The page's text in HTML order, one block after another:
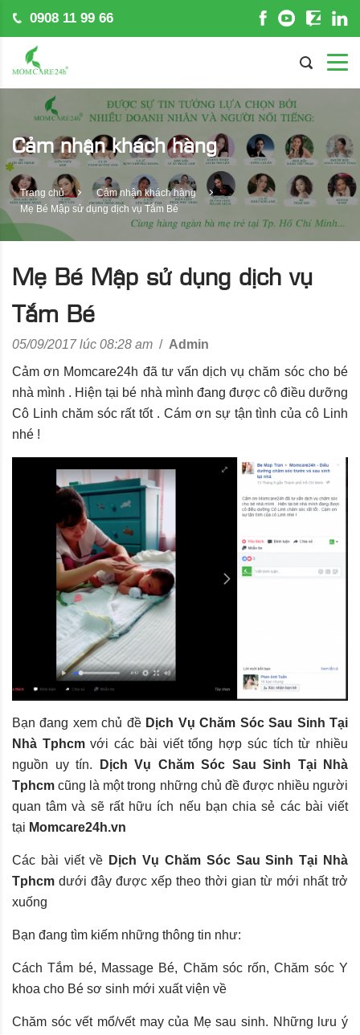
0908 11 99 66
Cảm nhận khách hàng
Trang chủ
Cảm nhận khách hàng
Mẹ Bé Mập sử dụng dịch vụ Tắm Bé
Mẹ Bé Mập sử dụng dịch vụ
Tắm Bé
05/09/2017 lúc 08:28 am / Admin
Cảm ơn Momcare24h đã tư vấn dịch vụ chăm sóc cho bé
nhà mình . Hiện tại bé nhà mình đang được cô điều dưỡng
Cô Linh chăm sóc rất tốt . Cám ơn sự tận tình của cô Linh
nhé !
Bạn đang xem chủ đề Dịch Vụ Chăm Sóc Sau Sinh Tại
Nhà Tphcmvới các bài viết tổng hợp súc tích từ nhiều
nguồn uy tín.
Dịch Vụ Chăm Sóc Sau Sinh Tại Nhà
Tphcm cũng là một trong những chủ đề được nhiều người
quan tâm và sẽ rất hữu ích nếu bạn chia sẻ các bài viết
tại Momcare24h.vn
Các bài viết về Dịch Vụ Chăm Sóc Sau Sinh Tại Nhà
Tphcm dưới đây được xếp theo thời gian từ mới nhất trở
xuống
Bạn đang tìm kiếm những thông tin như:
Cách Tắm bé, Massage Bé, Chăm sóc rốn, Chăm sóc Y
khoa cho Bé sơ sinh mới xuất viện về
Chăm sóc vết mổ/vết may của Mẹ sau sinh. Những lưu ý